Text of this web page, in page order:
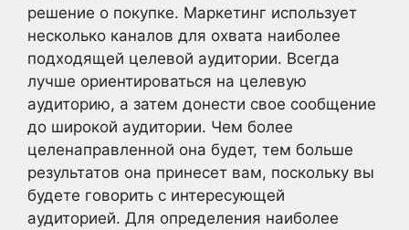
решение о покупке. Маркетинг использует
несколько каналов для охвата наиболее
подходящей целевой аудитории. Всегда
лучше ориентироваться на целевую
аудиторию, а затем донести свое сообщение
до широкой аудитории. Чем более
целенаправленной она будет, тем больше
результатов она принесет вам, поскольку вы
будете говорить с интересующей
аудиторией. Для определения наиболее